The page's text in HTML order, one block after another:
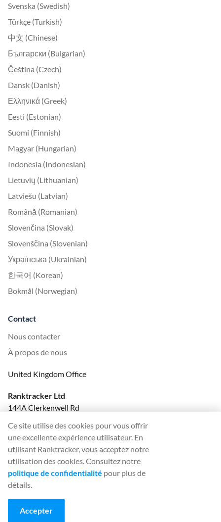
Svenska (Swedish)
Türkçe (Turkish)
中文 (Chinese)
Български (Bulgarian)
Čeština (Czech)
Dansk (Danish)
Ελληνικά (Greek)
Eesti (Estonian)
Suomi (Finnish)
Magyar (Hungarian)
Indonesia (Indonesian)
Lietuvių (Lithuanian)
Latviešu (Latvian)
Română (Romanian)
Slovenčina (Slovak)
Slovenščina (Slovenian)
Українська (Ukrainian)
한국어 (Korean)
Bokmål (Norwegian)
Contact
Nous contacter
À propos de nous
United Kingdom Office
Ranktracker Ltd
144A Clerkenwell Rd
Company No: 08820809
felix@ranktracker.com
Ce site utilise des cookies pour vous offrir
une excellente expérience utilisateur. En
utilisant Ranktracker, vous acceptez notre
utilisation des cookies. Consultez notre
politique de confidentialité pour plus de
détails.
Accepter